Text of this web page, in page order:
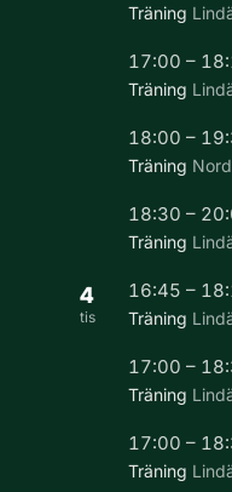
Träning
17:00 –
Träning
18:00 –
Träning
18:30 –
Träning
4
tis
16:45 –
Träning
17:00 –
Träning
17:00 –
Träning